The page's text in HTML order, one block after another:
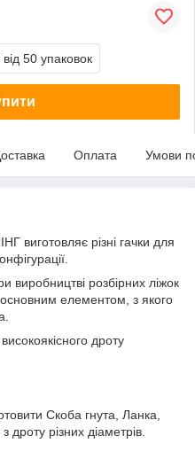
від 50 упаковок
Оплата Умови
виготовляє різні гачки для
виробництві розбірних ліжок
елементом, з якого
дроту
Скоба гнута, Ланка,
дроту різних діаметрів.